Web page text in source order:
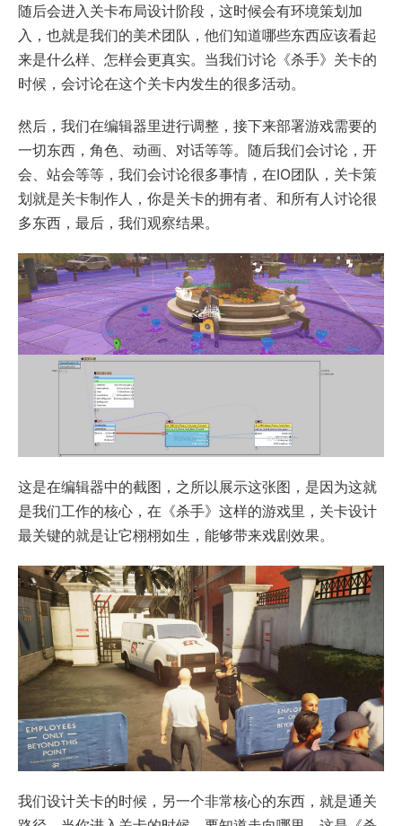
随后会进入关卡布局设计阶段，这时候会有环境策划加
入，也就是我们的美术团队，他们知道哪些东西应该看起
来是什么样、怎样会更真实。当我们讨论《杀手》关卡的
时候，会讨论在这个关卡内发生的很多活动。
然后，我们在编辑器里进行调整，接下来部署游戏需要的
一切东西，角色、动画、对话等等。随后我们会讨论，开
会、站会等等，我们会讨论很多事情，在IO团队，关卡策
划就是关卡制作人，你是关卡的拥有者、和所有人讨论很
多东西，最后，我们观察结果。
这是在编辑器中的截图，之所以展示这张图，是因为这就
是我们工作的核心，在《杀手》这样的游戏里，关卡设计
最关键的就是让它栩栩如生，能够带来戏剧效果。
我们设计关卡的时候，另一个非常核心的东西，就是通关